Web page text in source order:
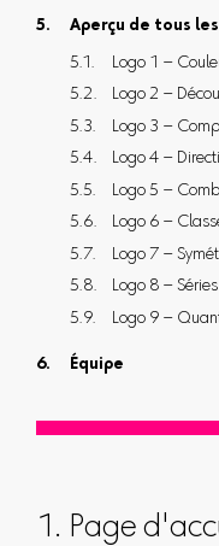
Aperçu de tous
Logo 1 –
Logo 2 –
Logo 3 –
Logo 4 –
Logo 5 –
Logo 6 –
Logo 7 –
Logo 8 – Séries
Logo 9 –
Équipe
1. Page